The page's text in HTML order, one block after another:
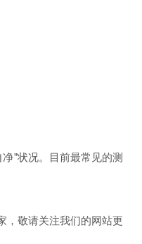
”状况。目前最常见的测
敬请关注我们的网站更